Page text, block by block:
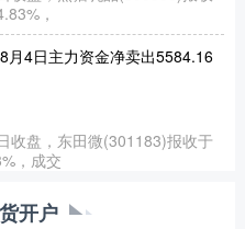
，
月4日主力资金净卖出5584.16
收盘，东田微(301183)报收于
，成交
学生党用“行车记录仪”拍照，
开户